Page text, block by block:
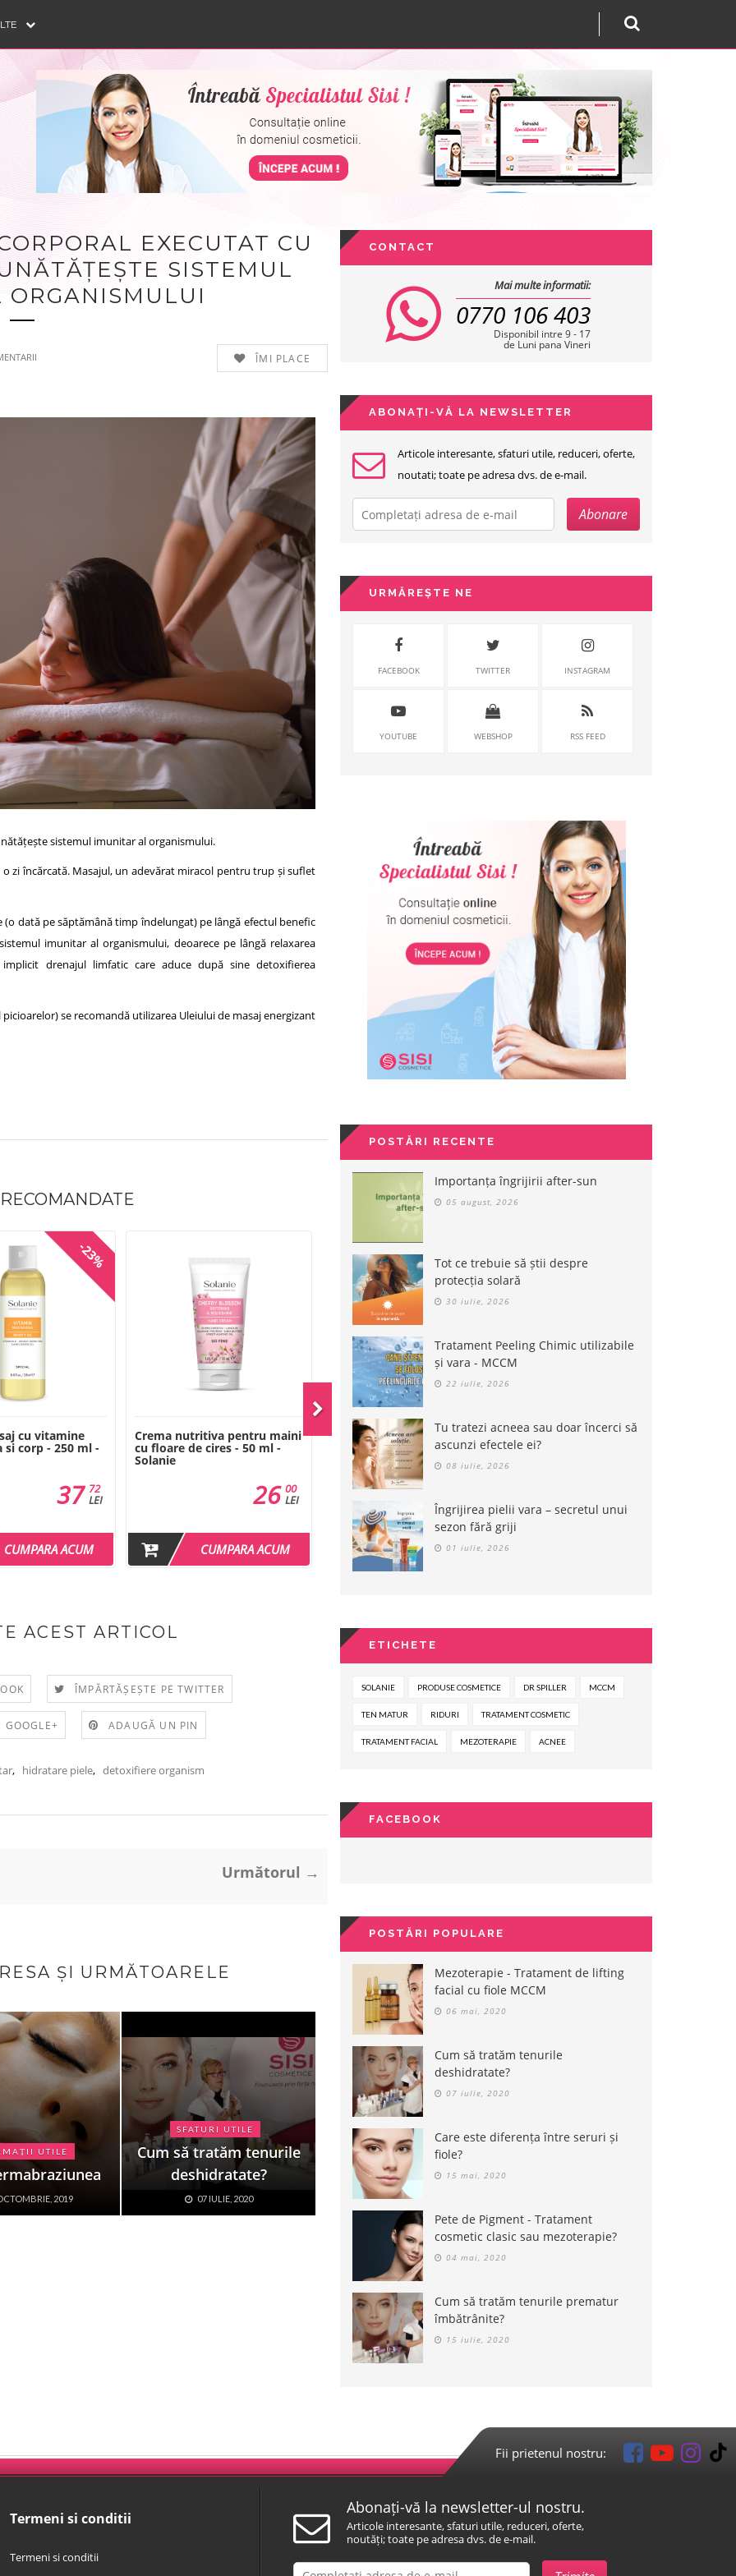
EXECUTAT CU
SISTEMUL
ÎMI PLACE
sistemul imunitar al organismului.
zi încărcată. Masajul, un adevărat miracol pentru trup și suflet
dată pe săptămână timp îndelungat) pe lângă efectul benefic
imunitar al organismului, deoarece pe lângă relaxarea
drenajul limfatic care aduce după sine detoxifierea
se recomandă utilizarea Uleiului de masaj energizant
-23%
cu vitamine
corp - 250 ml -
72
LEI
37
CUMPARA ACUM
Crema nutritiva pentru maini
cu floare de cires - 50 ml -
Solanie
00
LEI
26
CUMPARA ACUM
Crema de masaj fermizanta
cu colagen - 250 ml - Solanie
CUMPARA ACUM
Crema hidratanta pentru
maini si picioare - 250 ml -
ACEST ARTICOL
ÎMPĂRTĂȘEȘTE PE TWITTER
GOOGLE+ ADAUGĂ UN PIN
, hidratare piele, detoxifiere organism
Următorul →
ȘI URMĂTOARELE
UTILE
2019
SFATURI UTILE
Cum să tratăm tenurile
deshidratate?
07 IULIE, 2020
CONTACT
Mai multe informatii:
0770 106 403
Disponibil intre 9 - 17
de Luni pana Vineri
ABONAȚI-VĂ LA NEWSLETTER
Articole interesante, sfaturi utile, reduceri, oferte,
noutati; toate pe adresa dvs. de e-mail.
URMĂREȘTE NE
FACEBOOK TWITTER INSTAGRAM
YOUTUBE WEBSHOP RSS FEED
POSTĂRI RECENTE
Importanța îngrijirii after-sun
05 august, 2026
Tot ce trebuie să știi despre
protecția solară
30 iulie, 2026
Tratament Peeling Chimic utilizabile
și vara - MCCM
22 iulie, 2026
Tu tratezi acneea sau doar încerci să
ascunzi efectele ei?
08 iulie, 2026
Îngrijirea pielii vara – secretul unui
sezon fără griji
01 iulie, 2026
ETICHETE
SOLANIE PRODUSE COSMETICE DR SPILLER MCCM
TEN MATUR RIDURI TRATAMENT COSMETIC
TRATAMENT FACIAL MEZOTERAPIE ACNEE
FACEBOOK
POSTĂRI POPULARE
Mezoterapie - Tratament de lifting
facial cu fiole MCCM
06 mai, 2020
Cum să tratăm tenurile
deshidratate?
07 iulie, 2020
Care este diferența între seruri și
fiole?
15 mai, 2020
Pete de Pigment - Tratament
cosmetic clasic sau mezoterapie?
04 mai, 2020
Cum să tratăm tenurile prematur
îmbătrânite?
15 iulie, 2020
Fii prietenul nostru:
Termeni si conditii
Termeni si conditii
Abonați-vă la newsletter-ul nostru.
Articole interesante, sfaturi utile, reduceri, oferte,
noutăți; toate pe adresa dvs. de e-mail.